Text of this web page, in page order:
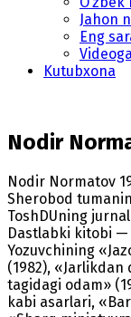
Jahon
Eng
Kutubxona
Nodir
Nodir Normatov
Sherobod
ToshDUning
Dastlabki kitobi —
Yozuvchining
(1982),
tagidagi odam»
kabi asarlari,